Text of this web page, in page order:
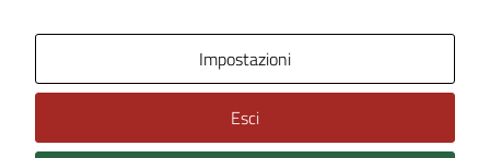
Impostazioni
Esci